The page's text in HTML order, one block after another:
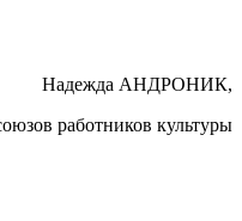
Надежда АНДРОНИК,
работников культуры